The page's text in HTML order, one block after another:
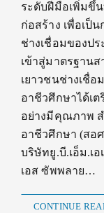
ระดับฝีมือเพิ่มขึ้
ก่อสร้าง เพื่อเป็
ช่างเชื่อมของป
เข้าสู่มาตรฐาน
เยาวชนช่างเชื่
อาชีวศึกษาได้เ
อย่างมีคุณภาพ
อาชีวศึกษา (สอ
บริษัทยู.บี.เอ็ม.เ
เอส ซัพพลาย…
CONTINUE